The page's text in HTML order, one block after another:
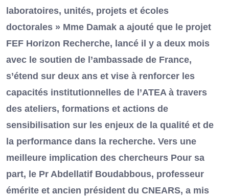
laboratoires, unités, projets et écoles
doctorales » Mme Damak a ajouté que le projet
FEF Horizon Recherche, lancé il y a deux mois
avec le soutien de l’ambassade de France,
s’étend sur deux ans et vise à renforcer les
capacités institutionnelles de l’ATEA à travers
des ateliers, formations et actions de
sensibilisation sur les enjeux de la qualité et de
la performance dans la recherche. Vers une
meilleure implication des chercheurs Pour sa
part, le Pr Abdellatif Boudabbous, professeur
émérite et ancien président du CNEARS, a mis